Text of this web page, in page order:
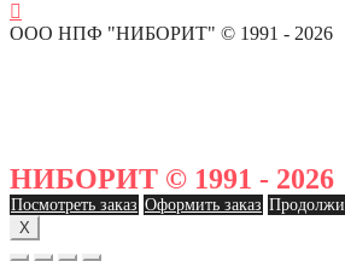
ООО НПФ "НИБОРИТ" © 1991 - 2026
НИБОРИТ © 1991 - 2026
Посмотреть заказ Оформить заказ
X